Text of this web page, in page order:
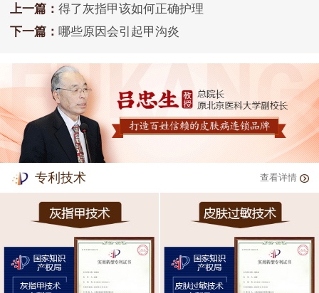
上一篇： 得了灰指甲该如何正确护理
下一篇： 哪些原因会引起甲沟炎
专利技术 查看详情